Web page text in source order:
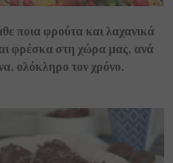
ποια φρούτα και λαχανικά
φρέσκα στη χώρα μας, ανά
ολόκληρο τον χρόνο.